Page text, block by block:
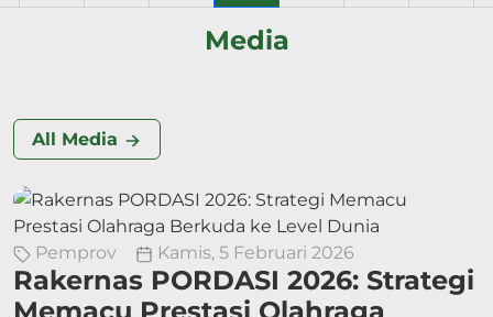
Media
All Media
Pemprov Kamis, 5 Februari 2026
Rakernas PORDASI 2026: Strategi